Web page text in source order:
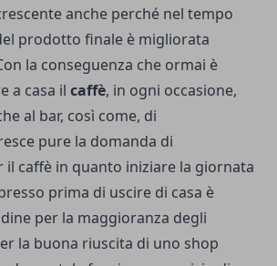
anche perché nel tempo
prodotto finale è migliorata
la conseguenza che ormai è
a casa il caffè, in ogni occasione,
al bar, così come, di
pure la domanda di
il caffè in quanto iniziare la giornata
prima di uscire di casa è
per la maggioranza degli
la buona riuscita di uno shop